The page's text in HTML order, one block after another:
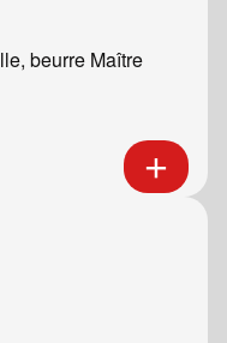
beurre Maître